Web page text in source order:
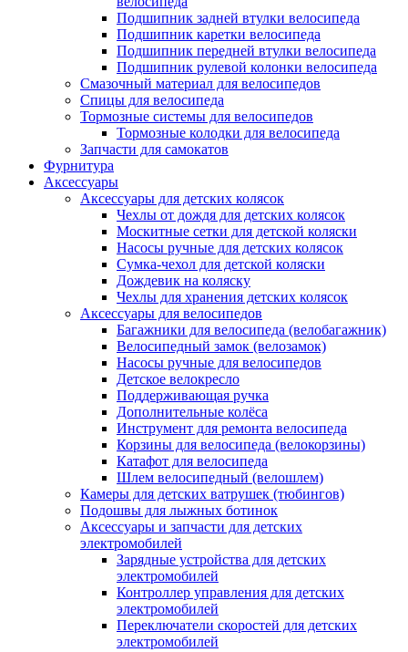
Подшипник задней втулки велосипеда
Подшипник каретки велосипеда
Подшипник передней втулки велосипеда
Подшипник рулевой колонки велосипеда
Смазочный материал для велосипедов
Спицы для велосипеда
Тормозные системы для велосипедов
Тормозные колодки для велосипеда
Запчасти для самокатов
Фурнитура
Аксессуары
Аксессуары для детских колясок
Чехлы от дождя для детских колясок
Москитные сетки для детской коляски
Насосы ручные для детских колясок
Сумка-чехол для детской коляски
Дождевик на коляску
Чехлы для хранения детских колясок
Аксессуары для велосипедов
Багажники для велосипеда (велобагажник)
Велосипедный замок (велозамок)
Насосы ручные для велосипедов
Детское велокресло
Поддерживающая ручка
Дополнительные колёса
Инструмент для ремонта велосипеда
Корзины для велосипеда (велокорзины)
Катафот для велосипеда
Шлем велосипедный (велошлем)
Камеры для детских ватрушек (тюбингов)
Подошвы для лыжных ботинок
Аксессуары и запчасти для детских
электромобилей
Зарядные устройства для детских
электромобилей
Контроллер управления для детских
электромобилей
Переключатели скоростей для детских
электромобилей